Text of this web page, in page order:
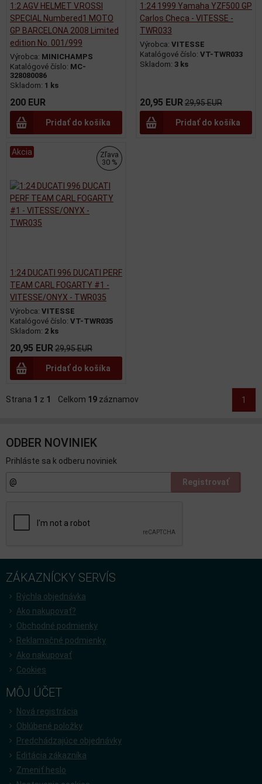
1:2 AGV HELMET V.ROSSI
SPECIAL Numbered1 MOTO
GP BARCELONA 2008 Limited
edition No. 001/999
Výrobca: MINICHAMPS
Katalógové číslo: MC-
328080086
Skladom: 1 ks
200 EUR
Pridať do košíka
1:24 1999 Yamaha YZF500 GP
Carlos Checa - VITESSE -
TWR033
Výrobca: VITESSE
Katalógové číslo: VT-TWR033
Skladom: 3 ks
20,95 EUR 29,95 EUR
Pridať do košíka
Akcia
Zľava
30 %
1:24 DUCATI 996 DUCATI PERF
TEAM CARL FOGARTY #1 -
VITESSE/ONYX - TWR035
Výrobca: VITESSE
Katalógové číslo: VT-TWR035
Skladom: 2 ks
20,95 EUR 29,95 EUR
Pridať do košíka
Strana 1 z 1 Celkom 19 záznamov 1
ODBER NOVINIEK
Prihláste sa k odberu noviniek
Registrovať
ZÁKAZNÍCKY SERVÍS
Rýchla objednávka
Ako nakupovať?
Obchodné podmienky
Reklamačné podmienky
Ako nakupovať
Cookies
MÔJ ÚČET
Nová registrácia
Oblúbené položky
Predchádzajúce objednávky
Editácia zákazníka
Zmeniť heslo